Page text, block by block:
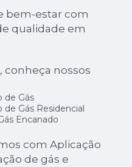
bem-estar com
qualidade em
conheça nossos
de Gás
de Gás Residencial
Encanado
com Aplicação
de gás e